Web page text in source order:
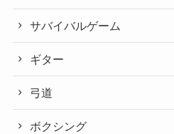
サバイバルゲーム
ギター
弓道
ボクシング